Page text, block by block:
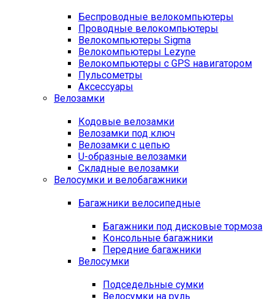
Беспроводные велокомпьютеры
Проводные велокомпьютеры
Велокомпьютеры Sigma
Велокомпьютеры Lezyne
Велокомпьютеры с GPS навигатором
Пульсометры
Аксессуары
Велозамки
Кодовые велозамки
Велозамки под ключ
Велозамки с цепью
U-образные велозамки
Складные велозамки
Велосумки и велобагажники
Багажники велосипедные
Багажники под дисковые тормоза
Консольные багажники
Передние багажники
Велосумки
Подседельные сумки
Велосумки на руль